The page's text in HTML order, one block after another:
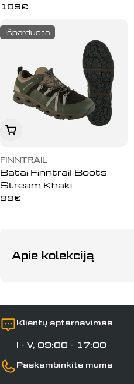
Įprasta
109€
Išparduota
Peržiūrėti
FINNTRAIL
Batai Finntrail Boots
Stream Khaki
Įprasta
99€
Apie kolekciją
Klientų aptarnavimas
I - V, 09:00 - 17:00
Paskambinkite mums